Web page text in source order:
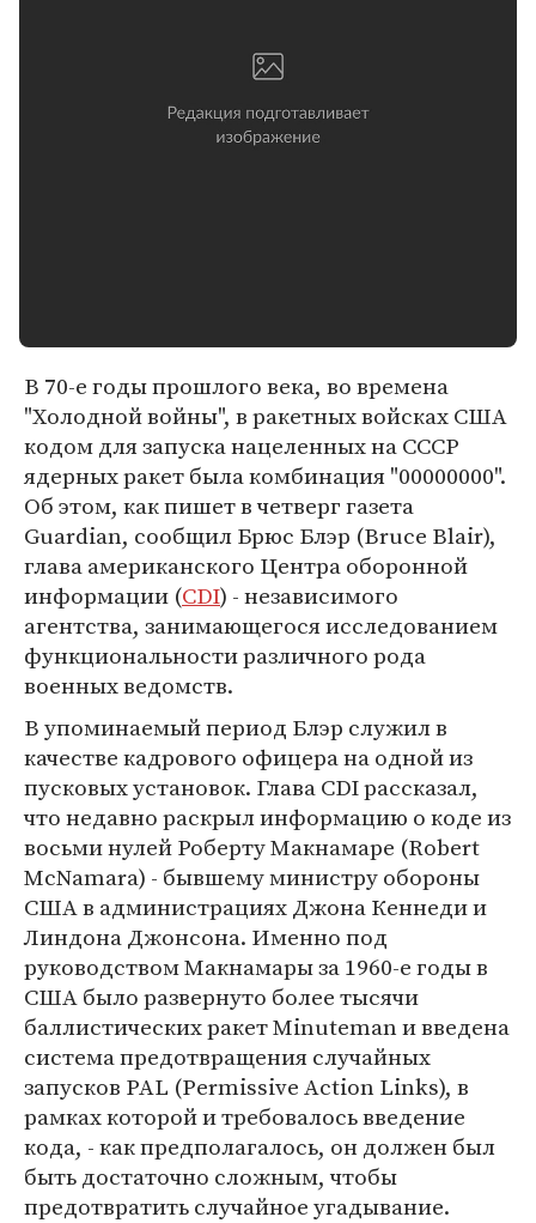
В 70-е годы прошлого века, во времена
"Холодной войны", в ракетных войсках США
кодом для запуска нацеленных на СССР
ядерных ракет была комбинация "00000000".
Об этом, как пишет в четверг газета
Guardian, сообщил Брюс Блэр (Bruce Blair),
глава американского Центра оборонной
информации (CDI) - независимого
агентства, занимающегося исследованием
функциональности различного рода
военных ведомств.
В упоминаемый период Блэр служил в
качестве кадрового офицера на одной из
пусковых установок. Глава CDI рассказал,
что недавно раскрыл информацию о коде из
восьми нулей Роберту Макнамаре (Robert
McNamara) - бывшему министру обороны
США в администрациях Джона Кеннеди и
Линдона Джонсона. Именно под
руководством Макнамары за 1960-е годы в
США было развернуто более тысячи
баллистических ракет Minuteman и введена
система предотвращения случайных
запусков PAL (Permissive Action Links), в
рамках которой и требовалось введение
кода, - как предполагалось, он должен был
быть достаточно сложным, чтобы
предотвратить случайное угадывание.